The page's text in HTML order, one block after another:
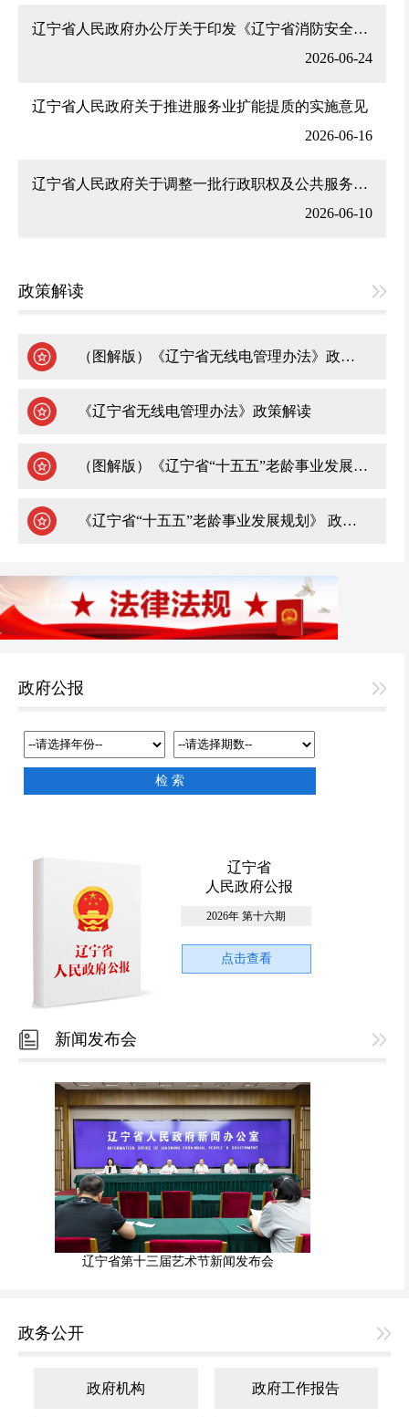
辽宁省人民政府办公厅关于印发《辽宁省消防安全责任制实施办法》的通知
2026-06-24
辽宁省人民政府关于推进服务业扩能提质的实施意见
2026-06-16
辽宁省人民政府关于调整一批行政职权及公共服务事项的决定
2026-06-10
政策解读
（图解版）《辽宁省无线电管理办法》政策解读
《辽宁省无线电管理办法》政策解读
（图解版）《辽宁省“十五五”老龄事业发展规划》 政策解读
《辽宁省“十五五”老龄事业发展规划》 政策解读
政府公报
辽宁省
人民政府公报
2026年 第十六期
点击查看
新闻发布会
辽宁省第十三届艺术节新闻发布会
政务公开
政府机构 政府工作报告